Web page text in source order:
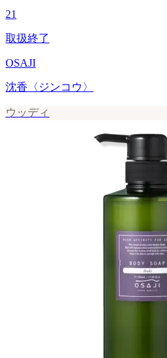
21
取扱終了
OSAJI
沈香〈ジンコウ〉
ウッディ